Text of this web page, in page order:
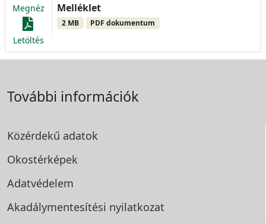
Megnéz
Letöltés
Melléklet
2 MB PDF dokumentum
További információk
Közérdekű adatok
Okostérképek
Adatvédelem
Akadálymentesítési nyilatkozat